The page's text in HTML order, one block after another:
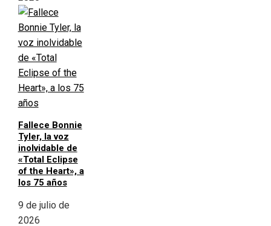
Fallece Bonnie
Tyler, la voz
inolvidable de
«Total Eclipse
of the Heart», a
los 75 años
9 de julio de
2026